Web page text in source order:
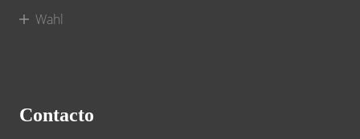
Wahl
Contacto